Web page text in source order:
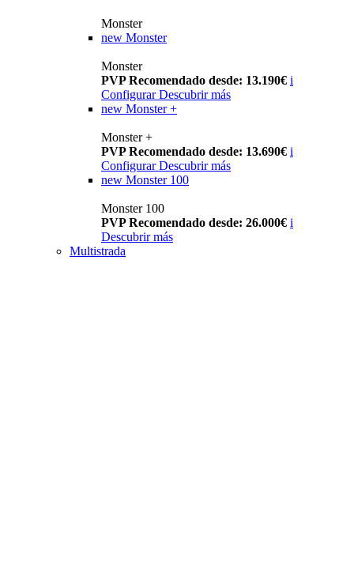
Monster
new Monster
Monster
PVP Recomendado desde: 13.190€ i
Configurar Descubrir más
new Monster +
Monster +
PVP Recomendado desde: 13.690€ i
Configurar Descubrir más
new Monster 100
Monster 100
PVP Recomendado desde: 26.000€ i
Descubrir más
Multistrada